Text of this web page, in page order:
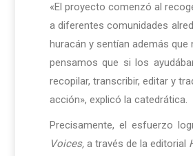
«El proyecto comenzó al
a diferentes comunidades
huracán y sentían además
pensamos que si los
recopilar, transcribir, editar y
acción», explicó la catedrática.
Precisamente, el esfuerzo
Voices, a través de la editorial